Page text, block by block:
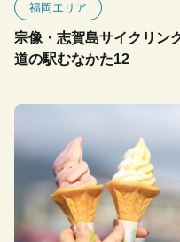
福岡エリア
宗像・志賀島サイクリン
道の駅むなかた12